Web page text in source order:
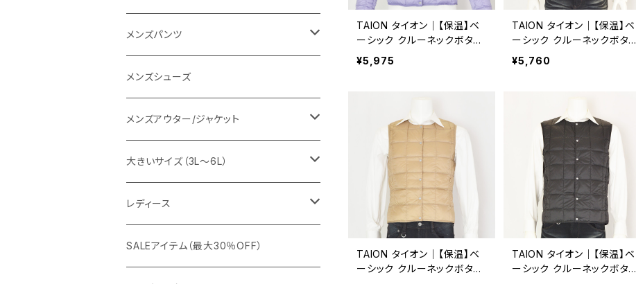
TAION タイオン｜【保温】ベ
ーシック クルーネックボタン
インナーダウンジャケット｜
軽量 洗濯可能 レディース tai
¥5,975
TAION タイオン｜【保温】ベ
ーシック クルーネックボタン
インナーダウンベスト｜軽量
洗濯可能 メンズ taion-004
¥5,760
TAION タイオン｜【保温】ベ
ーシック クルーネックボタン
TAION タイオン｜【保温】ベ
ーシック クルーネックボタン
SY32 by SWEET YEARS
URBAN SQUARE
EDWIN
snow peak
G-stage
TETEHOMME
カジュアルセットアップ
スラックス
ワイシャツ
シューズ
フォーマル
Tシャツ/ポロシャツ
Tシャツ/カットソー
シャツ/ポロシャツ
パーカー/スウェット
ニット
メンズパンツ
デニムパンツ
イージーパンツ
スラックス
メンズシューズ
メンズアウター/ジャケット
ジャケット
カジュアルジャケット
ビジネスジャケット
ブルゾン
コート
大きいサイズ（3L～6L）
ビジネス
セットアップ
カジュアル
レディース
アウター
SALEアイテム（最大30％OFF）